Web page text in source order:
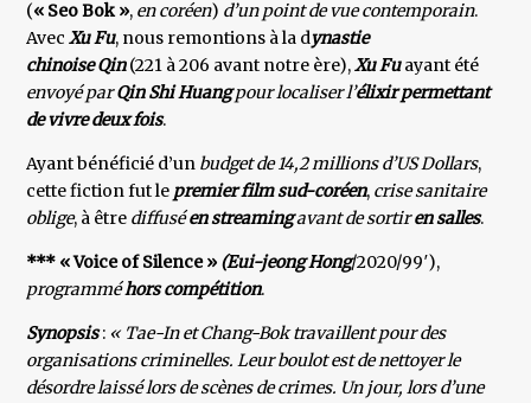
(« Seo Bok », en coréen) d’un point de vue contemporain.
AvecXu Fu, nous remontions à la dynastie
chinoise Qin(221 à 206 avant notre ère),Xu Fuayant été
envoyé parQin Shi Huangpour localiser l’élixirpermettant
de vivre deux fois.
Ayant bénéficié d’un budget de 14,2 millions d’US Dollars,
cette fiction fut le premier film sud-coréen, crise sanitaire
oblige, à être diffuséen streamingavant de sortiren salles.
*** « Voice of Silence » (Eui-jeong Hong/2020/99′),
programméhors compétition.
Synopsis: « Tae-In et Chang-Bok travaillent pour des
organisations criminelles. Leur boulot est de nettoyer le
désordre laissé lors de scènes de crimes. Un jour, lors d’une